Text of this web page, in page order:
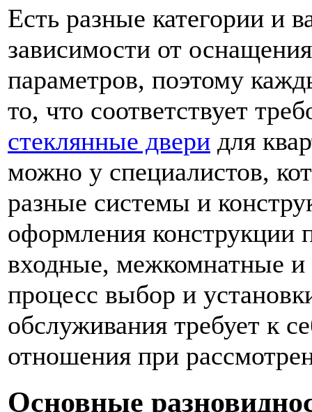
Есть разные категории и
зависимости от
параметров, поэтому
то, что соответствует
стеклянные двери для
можно у специалистов,
разные системы и
оформления конструкции
входные, межкомнатные и
процесс выбор и
обслуживания требует к
отношения при
Основные